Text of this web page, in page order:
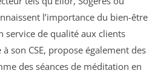
l’importance du bien-être
de qualité aux clients
son CSE, propose également des
des séances de méditation en